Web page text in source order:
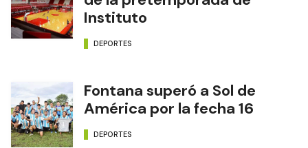
Instituto
DEPORTES
Fontana superó a Sol de
América por la fecha 16
DEPORTES